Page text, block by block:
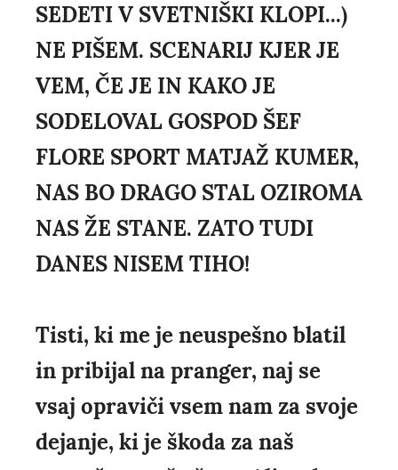
SEDETI V SVETNIŠKI KLOPI...)
NE PIŠEM. SCENARIJ KJER JE
VEM, ČE JE IN KAKO JE
SODELOVAL GOSPOD ŠEF
FLORE SPORT MATJAŽ KUMER,
NAS BO DRAGO STAL OZIROMA
NAS ŽE STANE. ZATO TUDI
DANES NISEM TIHO!
Tisti, ki me je neuspešno blatil
in pribijal na pranger, naj se
vsaj opraviči vsem nam za svoje
dejanje, ki je škoda za naš